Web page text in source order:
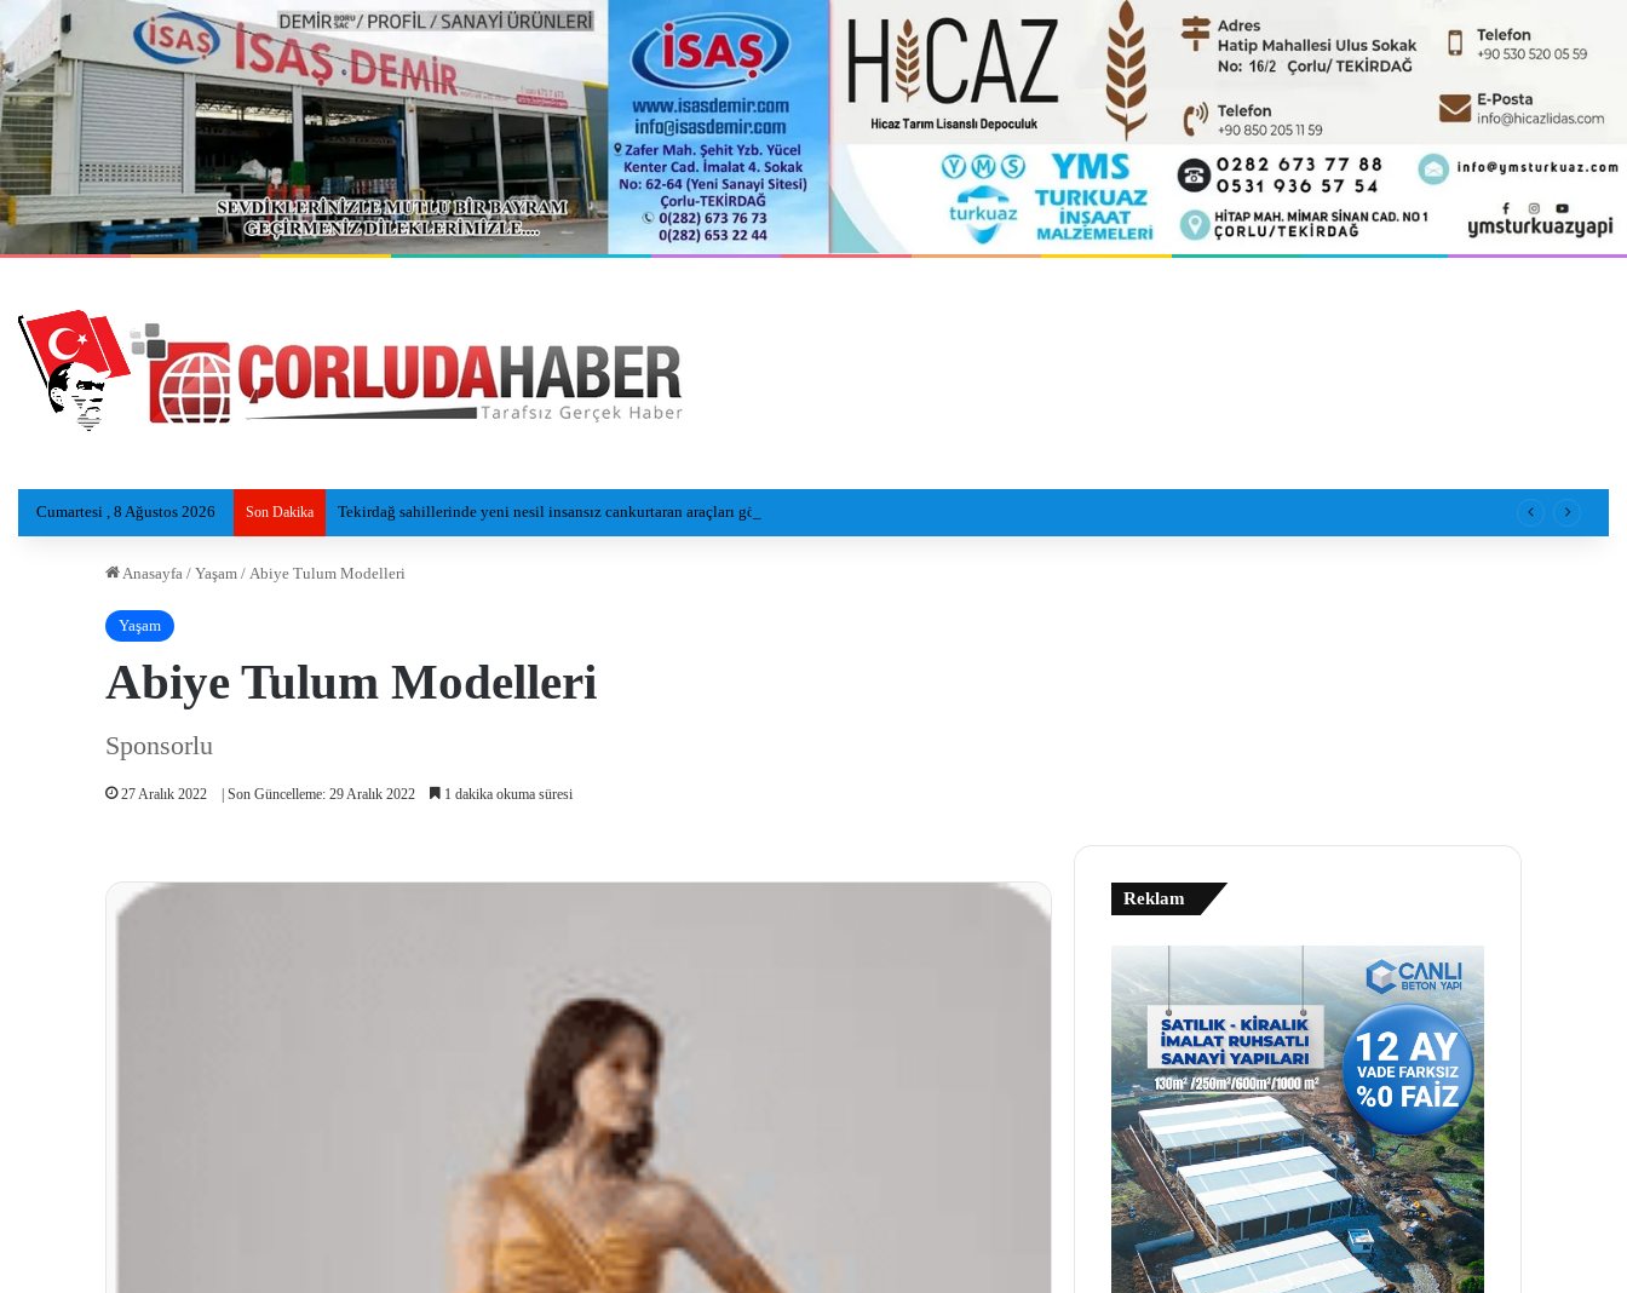
Cumartesi , 8 Ağustos 2026 Son Dakika Tekirdağ sahillerinde yeni nesil insansız cankurtaran araçları görevde
Anasayfa / Yaşam / Abiye Tulum Modelleri
Yaşam
Abiye Tulum Modelleri
Sponsorlu
27 Aralık 2022 | Son Güncelleme: 29 Aralık 2022 1 dakika okuma süresi
Reklam